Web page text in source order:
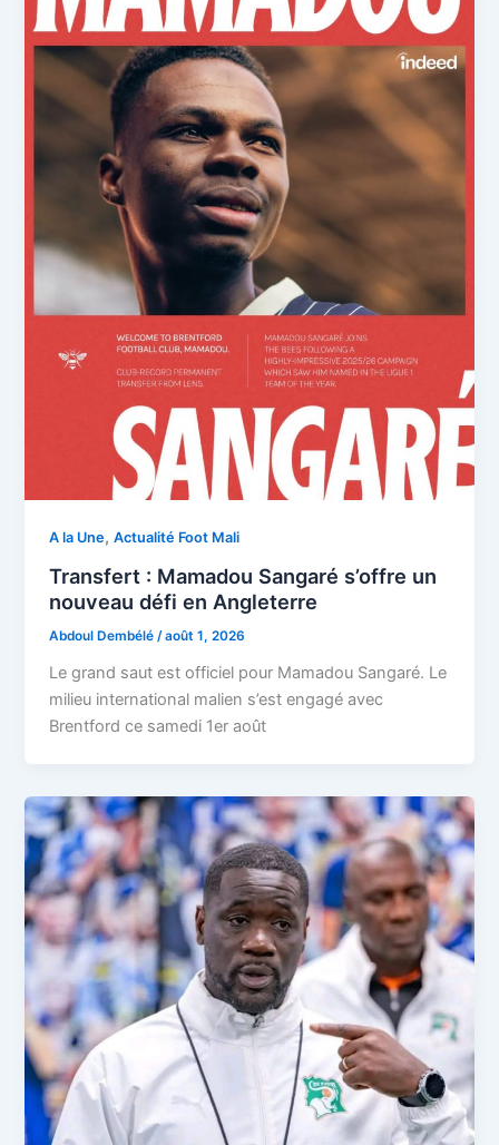
A la Une,Actualité Foot Mali
Transfert : Mamadou Sangaré s’offre un
nouveau défi en Angleterre
Abdoul Dembélé/août 1, 2026
Le grand saut est officiel pour Mamadou Sangaré. Le
milieu international malien s’est engagé avec
Brentford ce samedi 1er août